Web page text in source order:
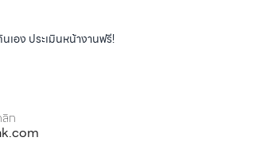
อง ประเมินหน้างานฟรี!
ก